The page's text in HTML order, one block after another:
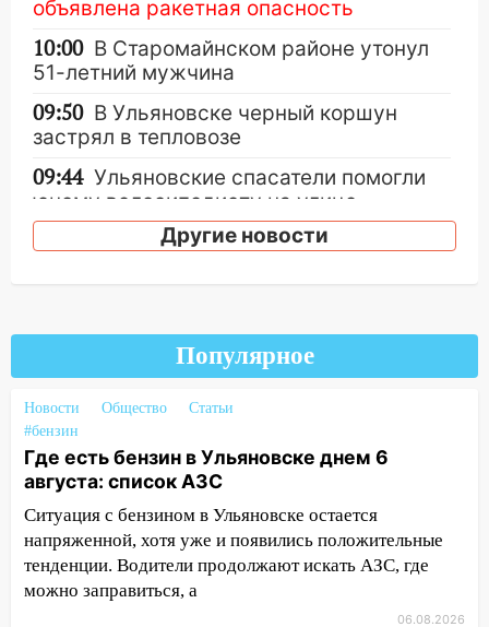
объявлена ракетная опасность
10:00 В Старомайнском районе утонул
51-летний мужчина
09:50 В Ульяновске черный коршун
застрял в тепловозе
09:44 Ульяновские спасатели помогли
юному велосипедисту на улице
Чернышевского
07:18 В Ульяновск идет
тридцатиградусная жара: какая будет
погода в четверг
06:00
Четыре года борьбы: ульяновские
юристы помогли женщине засудить УК
за плесень на стенах
05:00 Кому 6 августа звезды сулят
прибыль, а кому — испытания на
прочность
05.08.2026
Другие новости
Популярное
Новости Общество
Статьи
#бензин
Где есть бензин в Ульяновске днем 6
августа: список АЗС
Ситуация с бензином в Ульяновске остается
напряженной, хотя уже и появились положительные
тенденции. Водители продолжают искать АЗС, где
можно заправиться, а
06.08.2026